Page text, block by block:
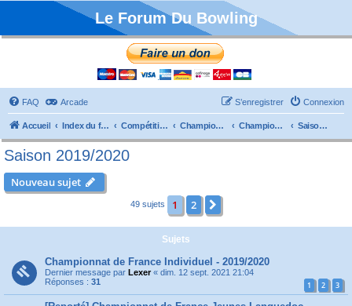
Le Forum Du Bowling
FAQ Arcade Connexion
S’enregistrer
Accueil Index du forum Compétitions Championnats de France Championnat Individuels Saison 2019/2020
Saison 2019/2020
Nouveau sujet
49 sujets 1 2
Sujets
Championnat de France Individuel - 2019/2020
Dernier message par Lexer« dim. 12 sept. 2021 21:04
Réponses : 31 1 2 3